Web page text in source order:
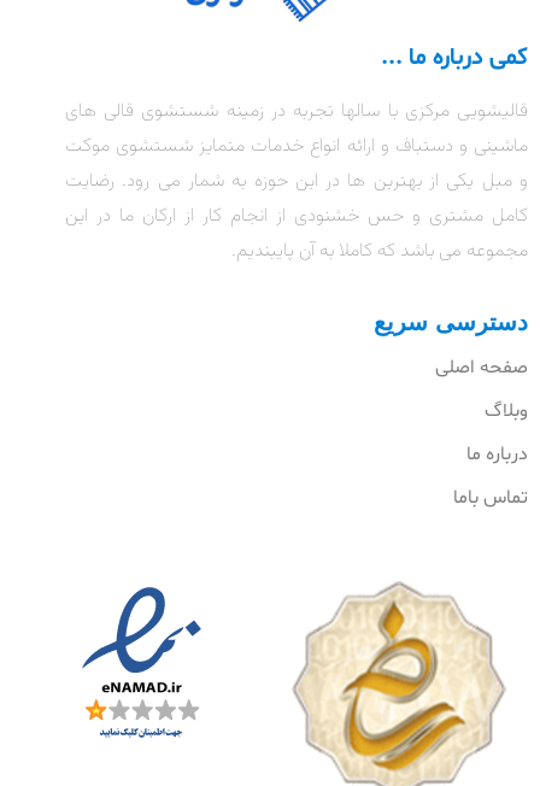
کمی درباره ما ...
قالیشویی مرکزی با سالها تجربه در زمینه شستشوی قالی های
ماشینی و دستباف و ارائه انواع خدمات متمایز شستشوی موکت
و مبل یکی از بهترین ها در این حوزه به شمار می رود. رضایت
کامل مشتری و حس خشنودی از انجام کار از ارکان ما در این
مجموعه می باشد که کاملا به آن پایبندیم.
دسترسی سریع
صفحه اصلی
وبلاگ
درباره ما
تماس باما